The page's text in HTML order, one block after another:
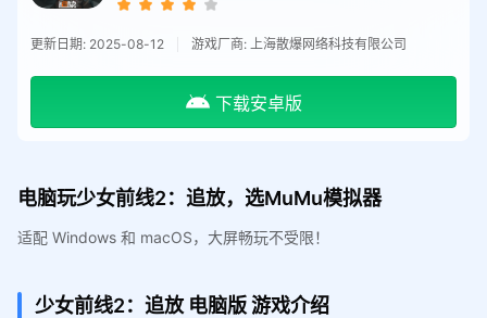
更新日期: 2025-08-12 游戏厂商: 上海散爆网络科技有限公司
下载安卓版
电脑玩少女前线2：追放，选MuMu模拟器
适配 Windows 和 macOS，大屏畅玩不受限！
少女前线2：追放 电脑版游戏介绍